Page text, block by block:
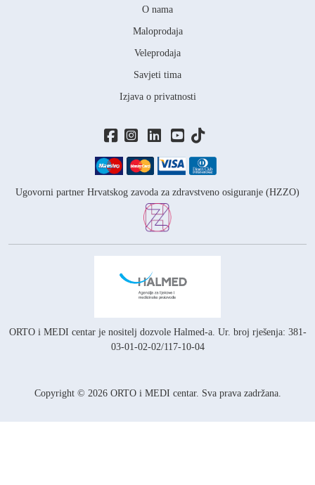
Copyright © 2026 ORTO i MEDI centar. Sva prava zadržana.
Ugovorni partner Hrvatskog zavoda za zdravstveno osiguranje (HZZO)
ORTO i MEDI centar je nositelj dozvole Halmed-a. Ur. broj rješenja: 381-
03-01-02-02/117-10-04
O nama
Maloprodaja
Veleprodaja
Savjeti tima
Izjava o privatnosti